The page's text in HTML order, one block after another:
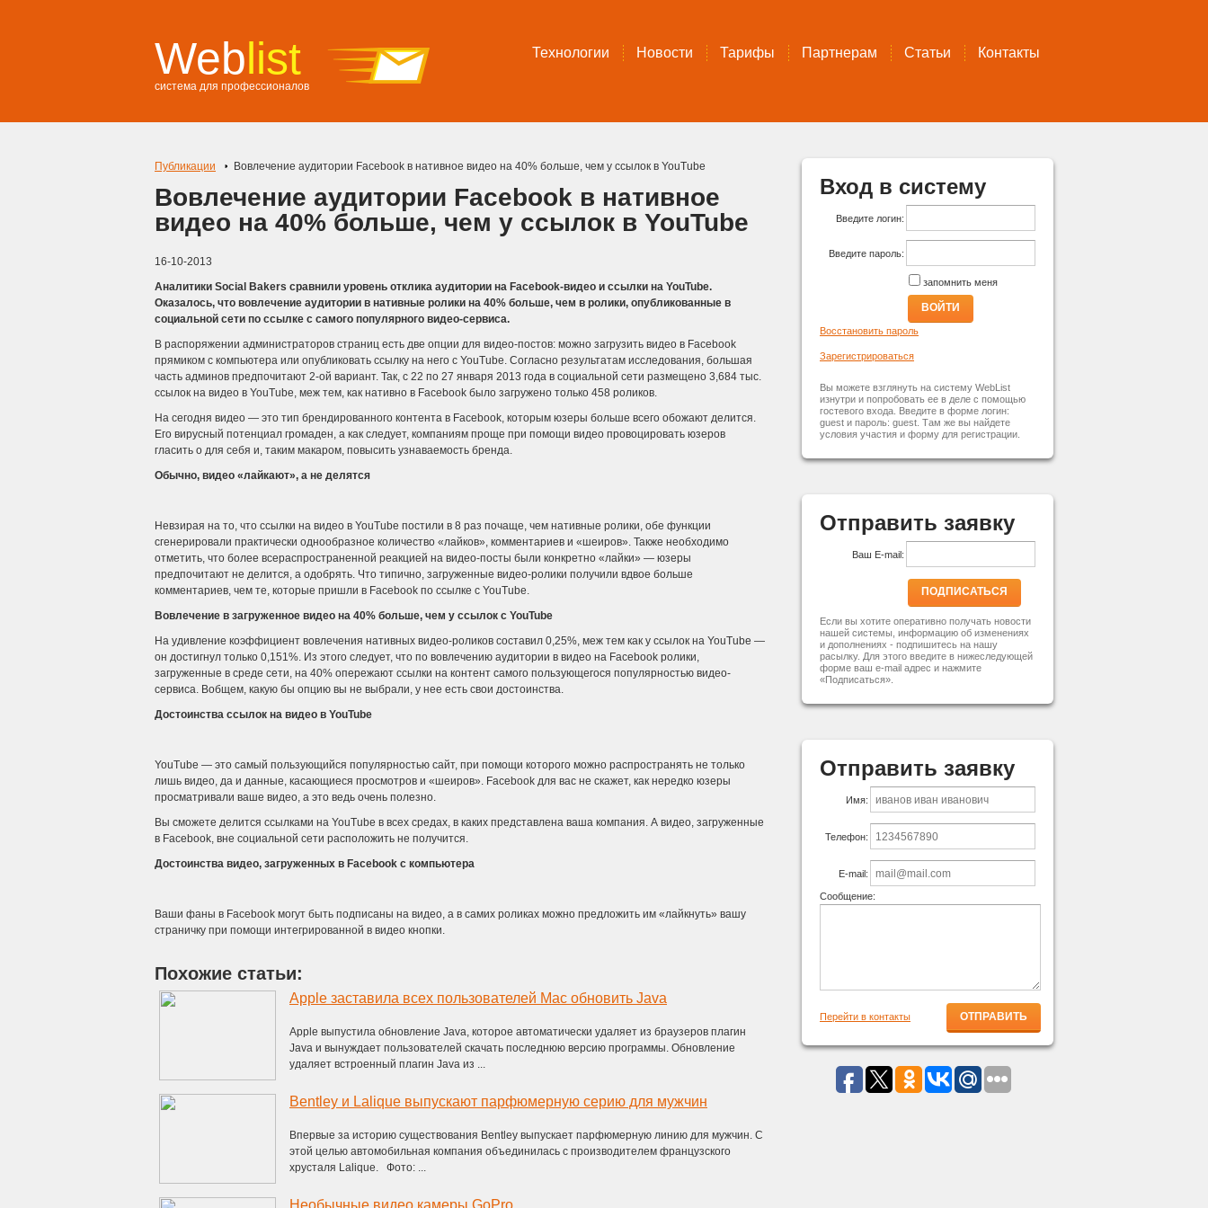
Weblist
система для профессионалов
Технологии Новости Тарифы Партнерам Статьи Контакты
Публикации Вовлечение аудитории Facebook в нативное видео на 40% больше, чем у ссылок в YouTube
Вовлечение аудитории Facebook в нативное
видео на 40% больше, чем у ссылок в YouTube
16-10-2013
Аналитики Social Bakers сравнили уровень отклика аудитории на Facebook-видео и ссылки на YouTube.
Оказалось, что вовлечение аудитории в нативные ролики на 40% больше, чем в ролики, опубликованные в
социальной сети по ссылке с самого популярного видео-сервиса.
В распоряжении администраторов страниц есть две опции для видео-постов: можно загрузить видео в Facebook
прямиком с компьютера или опубликовать ссылку на него с YouTube. Согласно результатам исследования, большая
часть админов предпочитают 2-ой вариант. Так, с 22 по 27 января 2013 года в социальной сети размещено 3,684 тыс.
ссылок на видео в YouTube, меж тем, как нативно в Facebook было загружено только 458 роликов.
На сегодня видео — это тип брендированного контента в Facebook, которым юзеры больше всего обожают делится.
Его вирусный потенциал громаден, а как следует, компаниям проще при помощи видео провоцировать юзеров
гласить о для себя и, таким макаром, повысить узнаваемость бренда.
Обычно, видео «лайкают», а не делятся
Невзирая на то, что ссылки на видео в YouTube постили в 8 раз почаще, чем нативные ролики, обе функции
сгенерировали практически однообразное количество «лайков», комментариев и «шеиров». Также необходимо
отметить, что более всераспространенной реакцией на видео-посты были конкретно «лайки» — юзеры
предпочитают не делится, а одобрять. Что типично, загруженные видео-ролики получили вдвое больше
комментариев, чем те, которые пришли в Facebook по ссылке с YouTube.
Вовлечение в загруженное видео на 40% больше, чем у ссылок с YouTube
На удивление коэффициент вовлечения нативных видео-роликов составил 0,25%, меж тем как у ссылок на YouTube —
он достигнул только 0,151%. Из этого следует, что по вовлечению аудитории в видео на Facebook ролики,
загруженные в среде сети, на 40% опережают ссылки на контент самого пользующегося популярностью видео-
сервиса. Вобщем, какую бы опцию вы не выбрали, у нее есть свои достоинства.
Достоинства ссылок на видео в YouTube
YouTube — это самый пользующийся популярностью сайт, при помощи которого можно распространять не только
лишь видео, да и данные, касающиеся просмотров и «шеиров». Facebook для вас не скажет, как нередко юзеры
просматривали ваше видео, а это ведь очень полезно.
Вы сможете делится ссылками на YouTube в всех средах, в каких представлена ваша компания. А видео, загруженные
в Facebook, вне социальной сети расположить не получится.
Достоинства видео, загруженных в Facebook с компьютера
Ваши фаны в Facebook могут быть подписаны на видео, а в самих роликах можно предложить им «лайкнуть» вашу
страничку при помощи интегрированной в видео кнопки.
Похожие статьи:
Apple заставила всех пользователей Mac обновить Java
Apple выпустила обновление Java, которое автоматически удаляет из браузеров плагин
Java и вынуждает пользователей скачать последнюю версию программы. Обновление
удаляет встроенный плагин Java из ...
Bentley и Lalique выпускают парфюмерную серию для мужчин
Впервые за историю существования Bentley выпускает парфюмерную линию для мужчин. С
этой целью автомобильная компания объединилась с производителем французского
хрусталя Lalique. Фото: ...
Необычные видео камеры GoPro
Вход в систему
Введите логин:
Введите пароль:
запомнить меня
ВОЙТИ
Восстановить пароль
Зарегистрироваться
Вы можете взглянуть на систему WebList
изнутри и попробовать ее в деле с помощью
гостевого входа. Введите в форме логин:
guest и пароль: guest. Там же вы найдете
условия участия и форму для регистрации.
Отправить заявку
Ваш E-mail:
ПОДПИСАТЬСЯ
Если вы хотите оперативно получать новости
нашей системы, информацию об изменениях
и дополнениях - подпишитесь на нашу
расылку. Для этого введите в нижеследующей
форме ваш e-mail адрес и нажмите
«Подписаться».
Отправить заявку
Имя:
Телефон:
E-mail:
Сообщение:
Перейти в контакты